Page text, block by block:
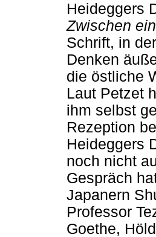
Heideggers
Zwischen
Schrift, in
Denken
die östliche
Laut Petzet
ihm selbst
Rezeption
Heideggers
noch nicht
Gespräch
Japanern
Professor
Goethe,